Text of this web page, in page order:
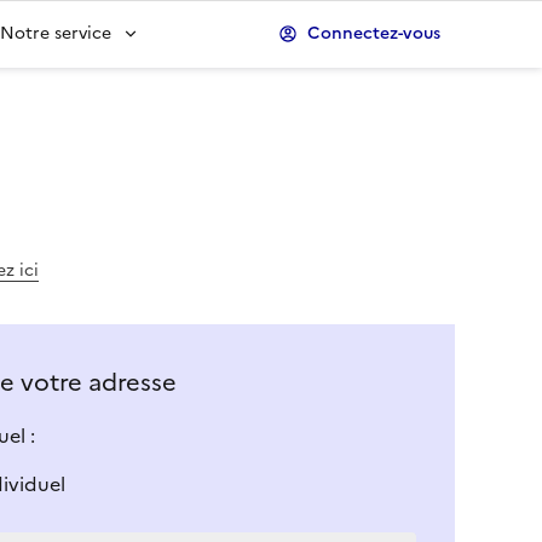
Notre service Connectez-vous
ici
votre adresse
: